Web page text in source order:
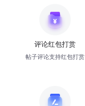
评论红包打赏
帖子评论支持红包打赏